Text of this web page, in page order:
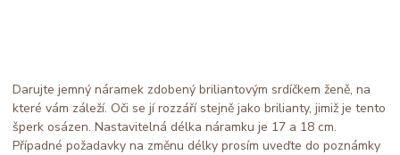
Darujte jemný náramek zdobený briliantovým srdíčkem ženě, na
které vám záleží. Oči se jí rozzáří stejně jako brilianty, jimiž je tento
šperk osázen. Nastavitelná délka náramku je 17 a 18 cm.
Případné požadavky na změnu délky prosím uveďte do poznámky